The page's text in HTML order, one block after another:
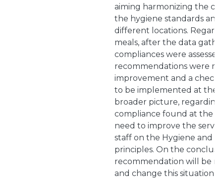
aiming harmonizing the
the hygiene standards
different locations.
meals, after the data
compliances were
recommendations were
improvement and a
to be implemented at the
broader picture,
compliance found at the
need to improve the
staff on the Hygiene and
principles. On the
recommendation will be
and change this situation.